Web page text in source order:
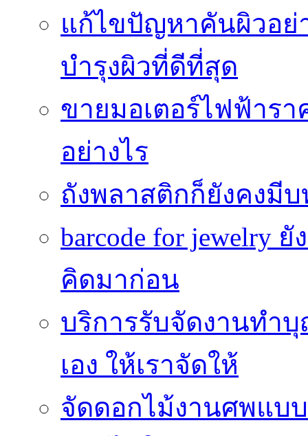
แก้ไขปัญหาคันผิวอ
บำรุงผิวที่ดีที่สุด
ขายมอเตอร์ไฟฟ้าร
อย่างไร
ถังพลาสติกก็ยังคงมี
barcode for jewelry
คิดมาก่อน
บริการรับจัดงานทำ
เอง ให้เราจัดให้
จัดดอกไม้งานศพแบ